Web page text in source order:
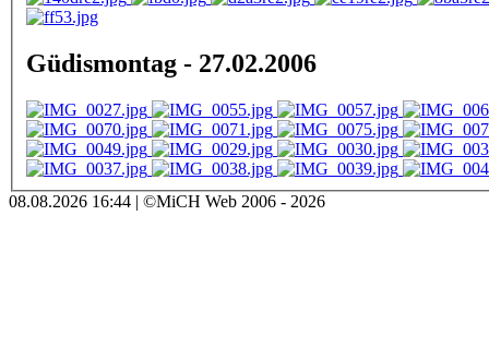
Güdismontag - 27.02.2006
08.08.2026 16:44 | ©MiCH Web 2006 - 2026